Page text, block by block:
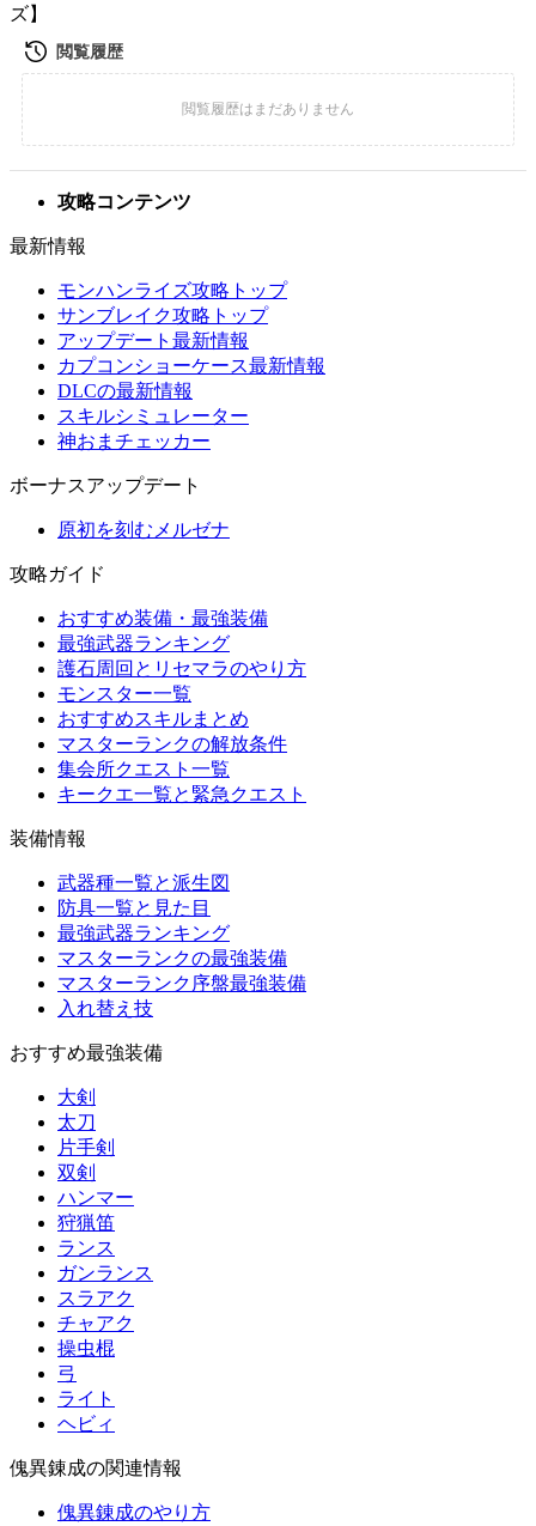
ズ】
攻略コンテンツ
最新情報
モンハンライズ攻略トップ
サンブレイク攻略トップ
アップデート最新情報
カプコンショーケース最新情報
DLCの最新情報
スキルシミュレーター
神おまチェッカー
ボーナスアップデート
原初を刻むメルゼナ
攻略ガイド
おすすめ装備・最強装備
最強武器ランキング
護石周回とリセマラのやり方
モンスター一覧
おすすめスキルまとめ
マスターランクの解放条件
集会所クエスト一覧
キークエ一覧と緊急クエスト
装備情報
武器種一覧と派生図
防具一覧と見た目
最強武器ランキング
マスターランクの最強装備
マスターランク序盤最強装備
入れ替え技
おすすめ最強装備
大剣
太刀
片手剣
双剣
ハンマー
狩猟笛
ランス
ガンランス
スラアク
チャアク
操虫棍
弓
ライト
ヘビィ
傀異錬成の関連情報
傀異錬成のやり方